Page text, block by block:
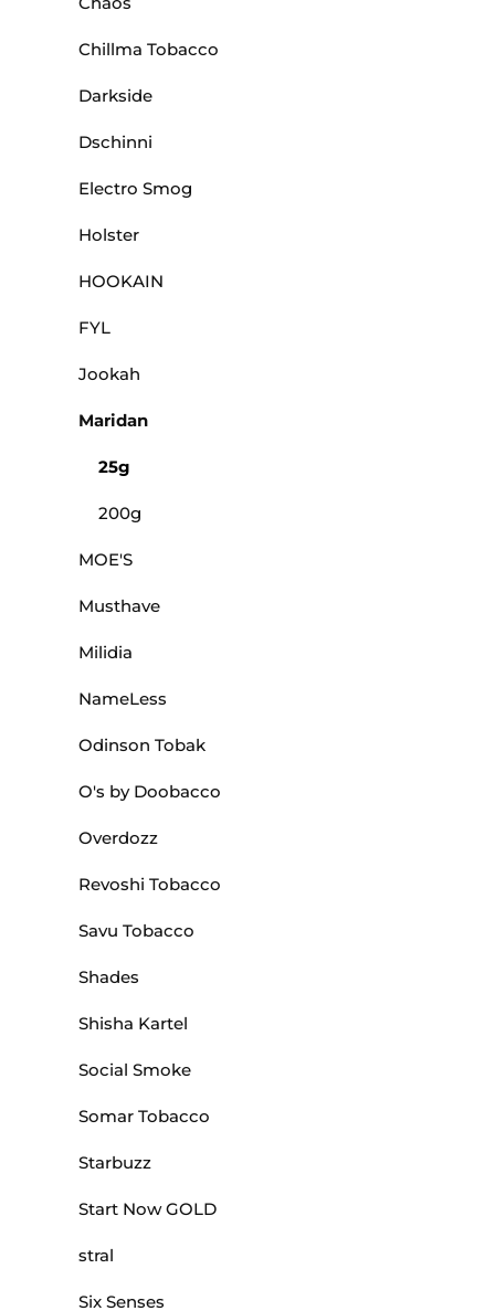
Chillma Tobacco
Darkside
Dschinni
Electro Smog
Holster
HOOKAIN
FYL
Jookah
Maridan
25g
200g
MOE'S
Musthave
Milidia
NameLess
Odinson Tobak
O's by Doobacco
Overdozz
Revoshi Tobacco
Savu Tobacco
Shades
Shisha Kartel
Social Smoke
Somar Tobacco
Starbuzz
Start Now GOLD
stral
Six Senses